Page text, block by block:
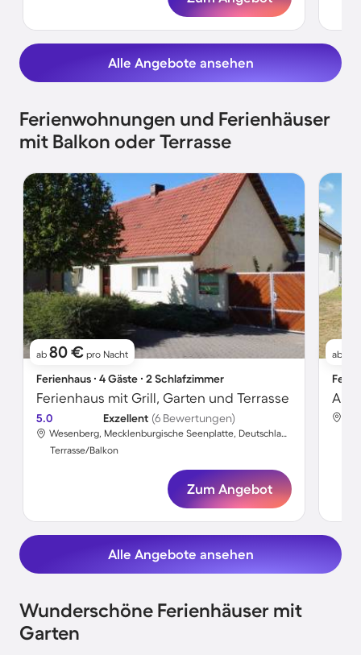
Alle Angebote ansehen
Ferienwohnungen und Ferienhäuser
mit Balkon oder Terrasse
ab 80 € pro Nacht
Ferienhaus ∙ 4 Gäste ∙ 2 Schlafzimmer
Ferienhaus mit Grill, Garten und Terrasse
5.0 Exzellent (6 Bewertungen)
Wesenberg, Mecklenburgische Seenplatte, Deutschland
Terrasse/Balkon
Zum Angebot
ab
Alle Angebote ansehen
Wunderschöne Ferienhäuser mit
Garten